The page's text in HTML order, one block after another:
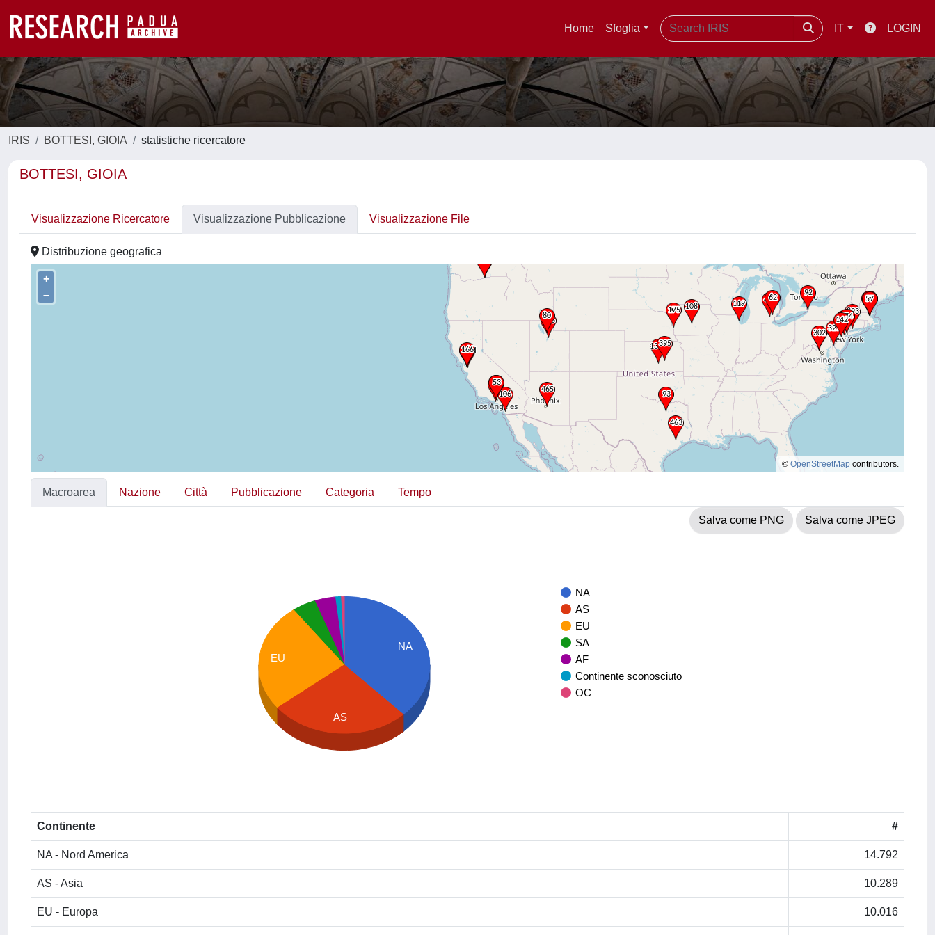
Home Sfoglia IT LOGIN
IRIS BOTTESI, GIOIA statistiche ricercatore
BOTTESI, GIOIA
Visualizzazione Ricercatore Visualizzazione Pubblicazione Visualizzazione File
Distribuzione geografica
+
–
© OpenStreetMap contributors.
Macroarea Nazione Città Pubblicazione Categoria Tempo
Salva come PNG Salva come JPEG
NA
AS
EU
SA
AF
Continente sconosciuto
OC
NA
EU
AS
Continente #
NA - Nord America 14.792
AS - Asia 10.289
EU - Europa 10.016